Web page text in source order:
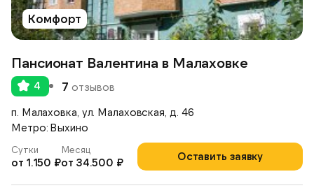
Комфорт
Пансионат Валентина в Малаховке
4 7 отзывов
п. Малаховка, ул. Малаховская, д. 46
Метро: Выхино
Оставить заявку
Сутки
от 1.150 ₽
Месяц
от 34.500 ₽